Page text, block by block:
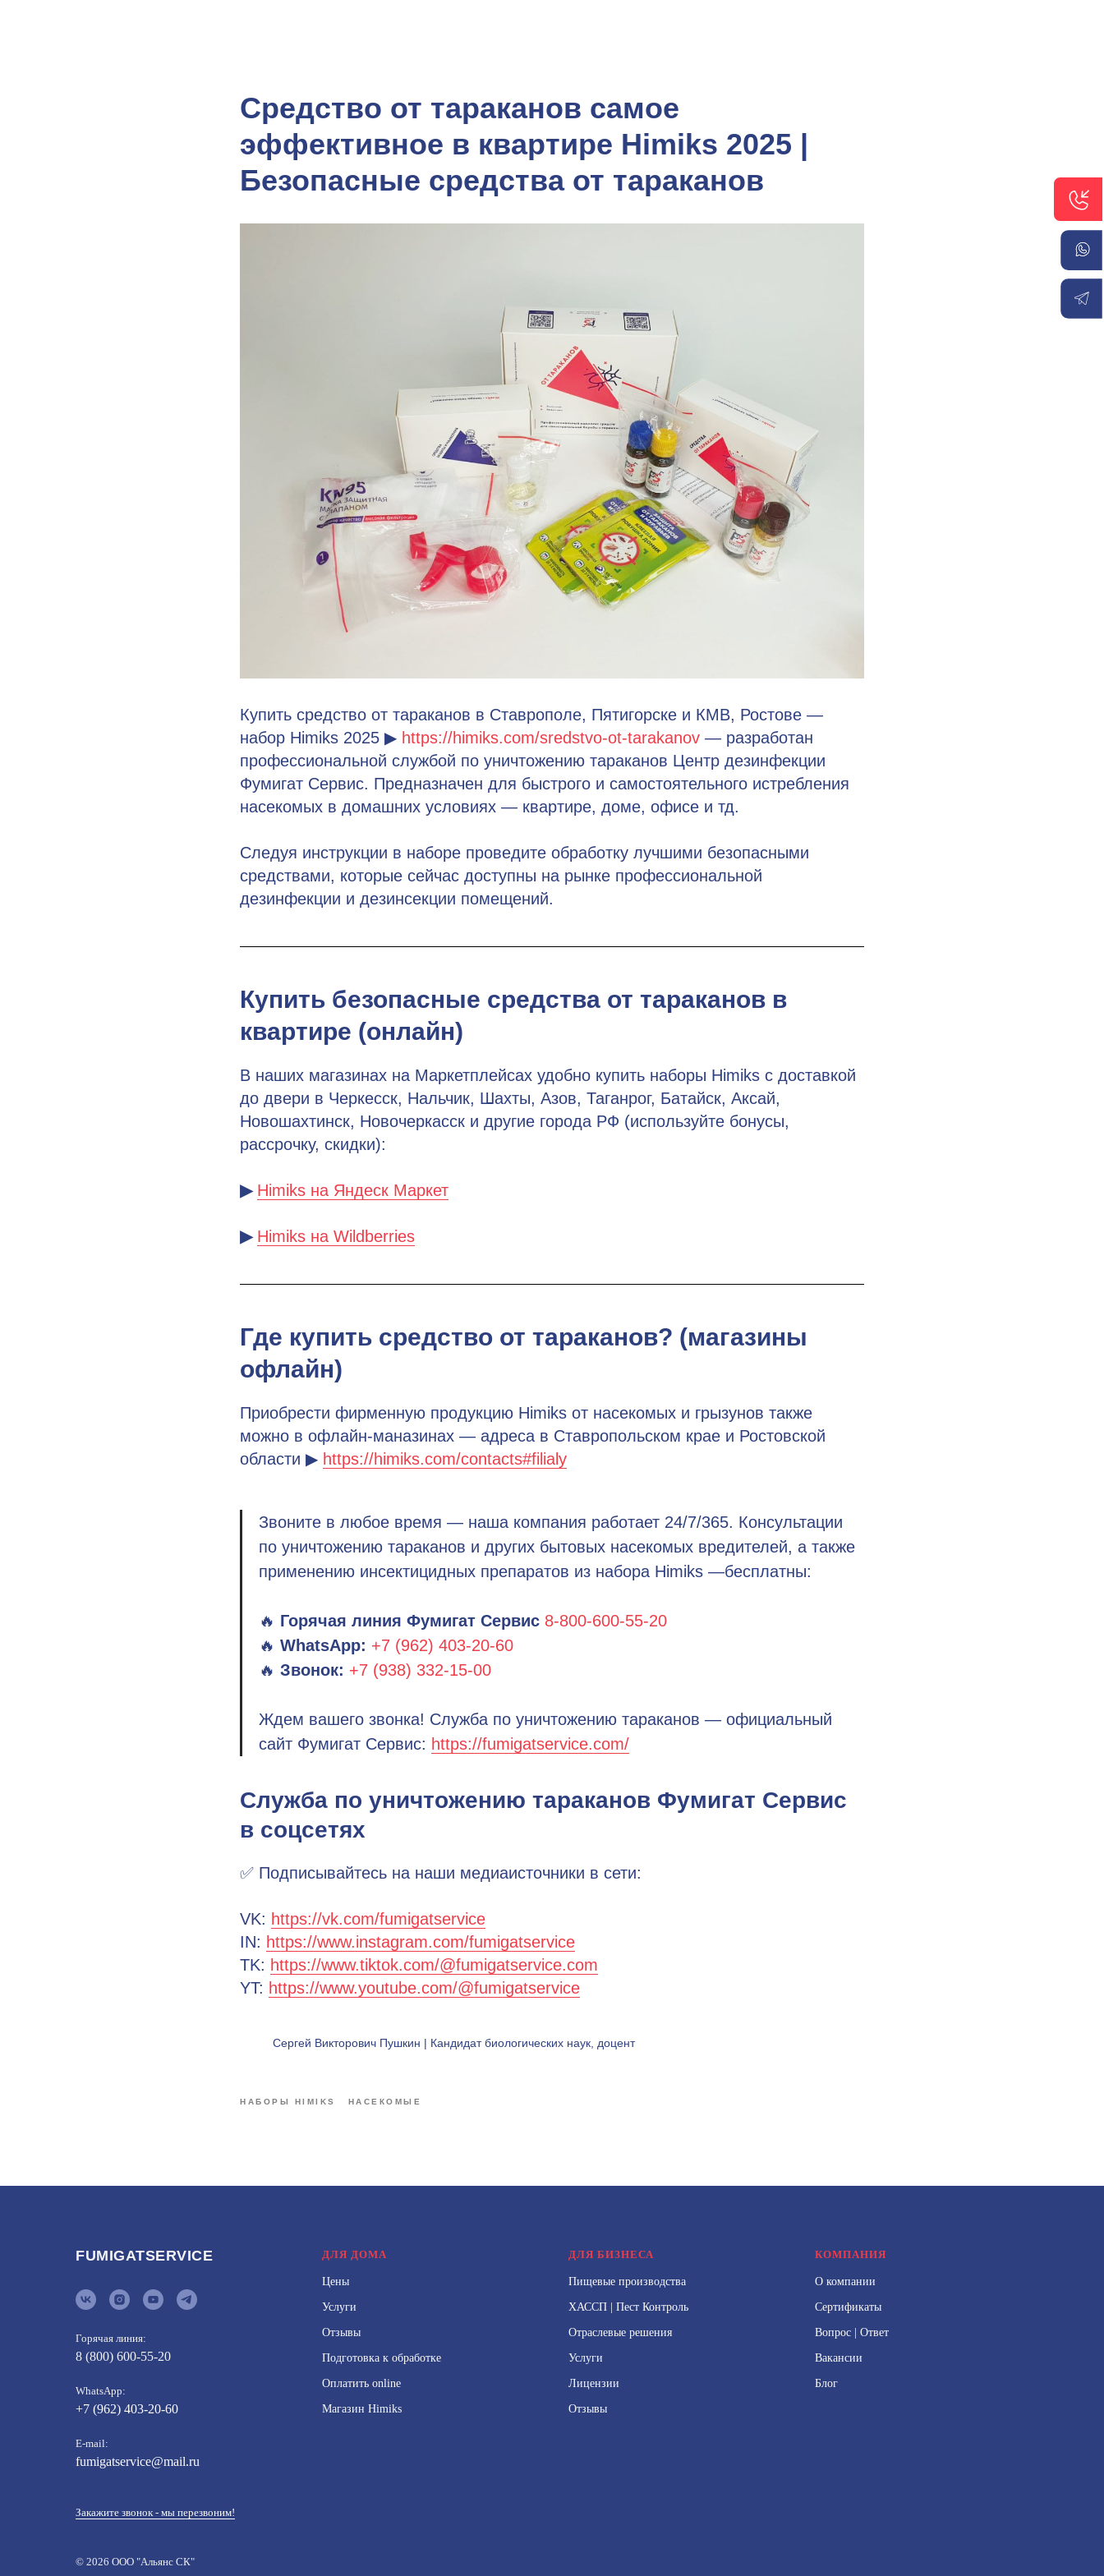
Средство от тараканов самое
эффективное в квартире Himiks 2025 |
Безопасные средства от тараканов
Купить средство от тараканов в Ставрополе, Пятигорске и КМВ, Ростове —
набор Himiks 2025 ▶ https://himiks.com/sredstvo-ot-tarakanov — разработан
профессиональной службой по уничтожению тараканов Центр дезинфекции
Фумигат Сервис. Предназначен для быстрого и самостоятельного истребления
насекомых в домашних условиях — квартире, доме, офисе и тд.
Следуя инструкции в наборе проведите обработку лучшими безопасными
средствами, которые сейчас доступны на рынке профессиональной
дезинфекции и дезинсекции помещений.
Купить безопасные средства от тараканов в
квартире (онлайн)
В наших магазинах на Маркетплейсах удобно купить наборы Himiks с доставкой
до двери в Черкесск, Нальчик, Шахты, Азов, Таганрог, Батайск, Аксай,
Новошахтинск, Новочеркасск и другие города РФ (используйте бонусы,
рассрочку, скидки):
▶ Himiks на Яндеск Маркет
▶ Himiks на Wildberries
Где купить средство от тараканов? (магазины
офлайн)
Приобрести фирменную продукцию Himiks от насекомых и грызунов также
можно в офлайн-маназинах — адреса в Ставропольском крае и Ростовской
области ▶ https://himiks.com/contacts#filialy
Звоните в любое время — наша компания работает 24/7/365. Консультации
по уничтожению тараканов и других бытовых насекомых вредителей, а также
применению инсектицидных препаратов из набора Himiks —бесплатны:
🔥 Горячая линия Фумигат Сервис 8-800-600-55-20
🔥 WhatsApp: +7 (962) 403-20-60
🔥 Звонок: +7 (938) 332-15-00
Ждем вашего звонка! Служба по уничтожению тараканов — официальный
сайт Фумигат Сервис: https://fumigatservice.com/
Служба по уничтожению тараканов Фумигат Сервис
в соцсетях
✅ Подписывайтесь на наши медиаисточники в сети:
VK: https://vk.com/fumigatservice
IN: https://www.instagram.com/fumigatservice
TK: https://www.tiktok.com/@fumigatservice.com
YT: https://www.youtube.com/@fumigatservice
Сергей Викторович Пушкин | Кандидат биологических наук, доцент
НАБОРЫ HIMIKS НАСЕКОМЫЕ
FUMIGATSERVICE
Горячая линия:
8 (800) 600-55-20
WhatsApp:
+7 (962) 403-20-60
E-mail:
fumigatservice@mail.ru
Закажите звонок - мы перезвоним!
© 2026 ООО "Альянс СК"
ДЛЯ ДОМА
Цены
Услуги
Отзывы
Подготовка к обработке
Оплатить online
Магазин Himiks
ДЛЯ БИЗНЕСА
Пищевые производства
ХАССП | Пест Контроль
Отраслевые решения
Услуги
Лицензии
Отзывы
КОМПАНИЯ
О компании
Сертификаты
Вопрос | Ответ
Вакансии
Блог